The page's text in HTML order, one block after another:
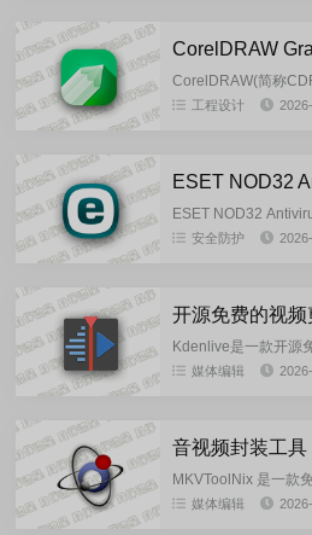
CorelDRAW(简称
件。该软件是加拿大
工程设计
ESET NOD32
Security 分别适应不
安全防护
Kdenlive是一款开源
持多轨道剪辑、丰富
媒体编辑
MKVToolNix 是一款
款mkv封装工具能将
媒体编辑